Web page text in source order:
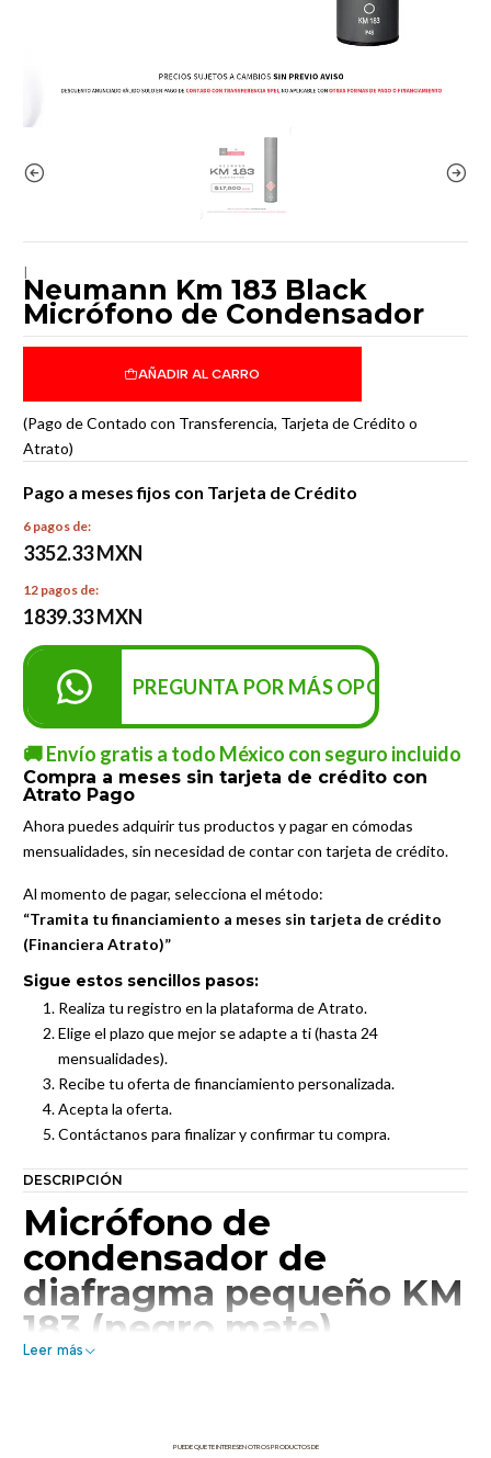
|
Neumann Km 183 Black
Micrófono de Condensador
AÑADIR AL CARRO
(Pago de Contado con Transferencia, Tarjeta de Crédito o
Atrato)
Pago a meses fijos con Tarjeta de Crédito
6 pagos de:
3352.33 MXN
12 pagos de:
1839.33 MXN
PREGUNTA POR MÁS OPCIONES DE
🚚 Envío gratis a todo México con seguro incluido
Compra a meses sin tarjeta de crédito con
Atrato Pago
Ahora puedes adquirir tus productos y pagar en cómodas
mensualidades, sin necesidad de contar con tarjeta de crédito.
Al momento de pagar, selecciona el método:
“Tramita tu financiamiento a meses sin tarjeta de crédito
(Financiera Atrato)”
Sigue estos sencillos pasos:
Realiza tu registro en la plataforma de Atrato.
Elige el plazo que mejor se adapte a ti (hasta 24
mensualidades).
Recibe tu oferta de financiamiento personalizada.
Acepta la oferta.
Contáctanos para finalizar y confirmar tu compra.
DESCRIPCIÓN
Micrófono de
condensador de
diafragma pequeño KM
183 (negro mate)
Leer más
PUEDE QUE TE INTERESEN OTROS PRODUCTOS DE